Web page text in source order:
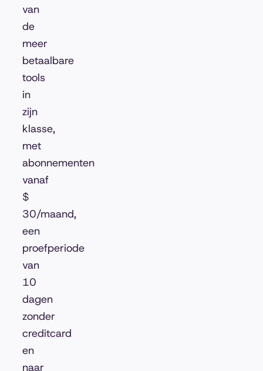
van
de
meer
betaalbare
tools
in
zijn
klasse,
met
abonnementen
vanaf
$
30/maand,
een
proefperiode
van
10
dagen
zonder
creditcard
en
naar